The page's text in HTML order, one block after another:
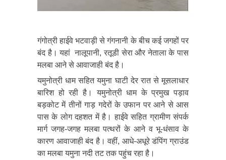
गंगोत्री हाईवे भटवाड़ी से गंगनानी के बीच कई जगहों पर
बंद है। यहां नालूपानी, रतूडी सेरा और नेताला के पास
मलबा आने से आवाजाही बंद है।
यमुनोत्री धाम सहित यमुना घाटी देर रात से मूसलाधार
बारिश हो रही है। यमुनोत्री धाम के प्रमुख पड़ाव
बड़कोट में तीनों गाड़ गदेरों के उफान पर आने से आस
पास के लोग दहशत में है। हाईवे सहित ग्रामीण संपर्क
मार्ग जगह-जगह मलबा पत्थरों के आने व भू-धंसाव के
कारण आवाजाही बंद है। वहीं, आधे-अधूरे डंपिंग ग्राउंड
का मलबा यमुना नदी तट तक पहुंच रहा है।